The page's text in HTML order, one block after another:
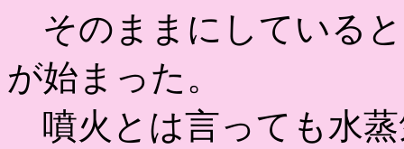
そのままにしている
が始まった。
噴火とは言っても水